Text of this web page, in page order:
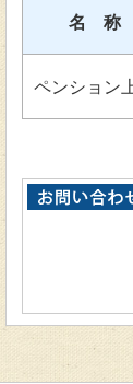
名 称
ペンション